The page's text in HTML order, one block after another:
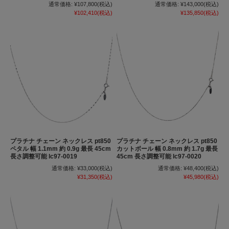
通常価格: ¥107,800(税込)
¥102,410(税込)
通常価格: ¥143,000(税込)
¥135,850(税込)
プラチナ チェーン ネックレス pt850
ペタル 幅 1.1mm 約 0.9g 最長 45cm
長さ調整可能 lc97-0019
通常価格: ¥33,000(税込)
¥31,350(税込)
プラチナ チェーン ネックレス pt850
カットボール 幅 0.8mm 約 1.7g 最長
45cm 長さ調整可能 lc97-0020
通常価格: ¥48,400(税込)
¥45,980(税込)